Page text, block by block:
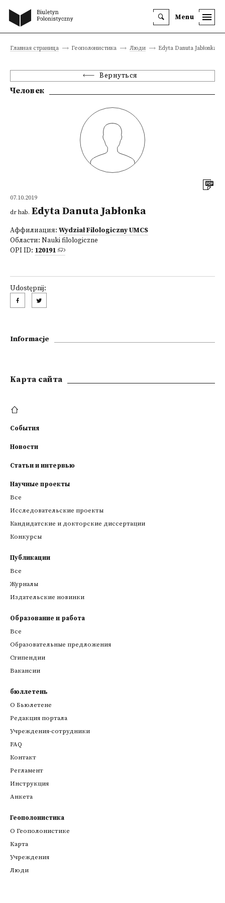
Menu
Главная страница Геополонистика Люди Edyta Danuta Jabłonka
Вернуться
Человек
07.10.2019
dr hab. Edyta Danuta Jabłonka
Аффилиация: Wydział Filologiczny UMCS
Области: Nauki filologiczne
OPI ID: 120191
Udostępnij:
Informacje
Kарта сайта
События
Новости
Статьи и интервью
Научные проекты
Все
Исследовательские проекты
Кандидатские и докторские диссертации
Конкурсы
Публикации
Все
Журналы
Издательские новинки
Образование и работа
Все
Образовательные предложения
Стипендии
Вакансии
бюллетень
О Бьюлетене
Редакция портала
Учреждения-сотрудники
FAQ
Контакт
Регламент
Инструкция
Анкета
Геополонистика
О Геополонистике
Kарта
Учреждения
Люди